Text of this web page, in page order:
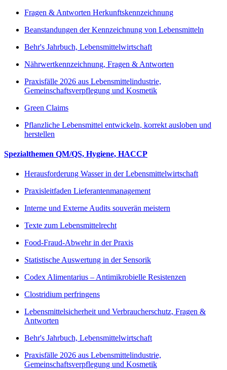
Fragen & Antworten Herkunftskennzeichnung
Beanstandungen der Kennzeichnung von Lebensmitteln
Behr's Jahrbuch, Lebensmittelwirtschaft
Nährwertkennzeichnung, Fragen & Antworten
Praxisfälle 2026 aus Lebensmittelindustrie,
Gemeinschaftsverpflegung und Kosmetik
Green Claims
Pflanzliche Lebensmittel entwickeln, korrekt ausloben und
herstellen
Spezialthemen QM/QS, Hygiene, HACCP
Herausforderung Wasser in der Lebensmittelwirtschaft
Praxisleitfaden Lieferantenmanagement
Interne und Externe Audits souverän meistern
Texte zum Lebensmittelrecht
Food-Fraud-Abwehr in der Praxis
Statistische Auswertung in der Sensorik
Codex Alimentarius – Antimikrobielle Resistenzen
Clostridium perfringens
Lebensmittelsicherheit und Verbraucherschutz, Fragen &
Antworten
Behr's Jahrbuch, Lebensmittelwirtschaft
Praxisfälle 2026 aus Lebensmittelindustrie,
Gemeinschaftsverpflegung und Kosmetik